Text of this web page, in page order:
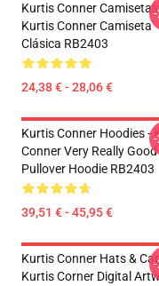
Kurtis Conner Camisetas
Kurtis Conner Camiseta
Clásica RB2403
24,38 € - 28,06 €
Kurtis Conner Hoodies -
Conner Very Really Good
Pullover Hoodie RB2403
39,51 € - 45,95 €
Kurtis Conner Hats &
Kurtis Corner Digital